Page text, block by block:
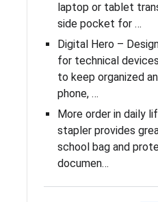
laptop or tablet
side pocket for …
Digital Hero –
for technical
to keep organized
phone, …
More order in daily
stapler provides
school bag and
documen…